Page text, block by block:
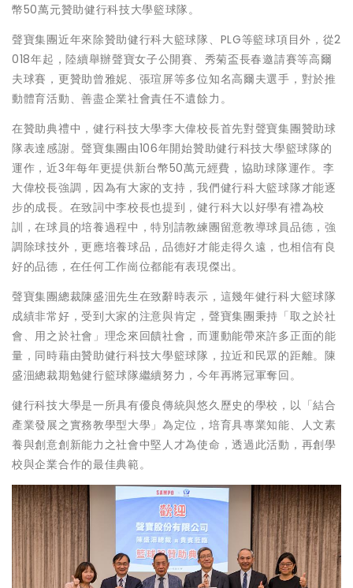
幣50萬元贊助健行科技大學籃球隊。
聲寶集團近年來除贊助健行科大籃球隊、PLG等籃球項目外，從2
018年起，陸續舉辦聲寶女子公開賽、秀菊盃長春邀請賽等高爾
夫球賽，更贊助曾雅妮、張瑄屏等多位知名高爾夫選手，對於推
動體育活動、善盡企業社會責任不遺餘力。
在贊助典禮中，健行科技大學李大偉校長首先對聲寶集團贊助球
隊表達感謝。聲寶集團由106年開始贊助健行科技大學籃球隊的
運作，近3年每年更提供新台幣50萬元經費，協助球隊運作。李
大偉校長強調，因為有大家的支持，我們健行科大籃球隊才能逐
步的成長。在致詞中李校長也提到，健行科大以好學有禮為校
訓，在球員的培養過程中，特別請教練團留意教導球員品德，強
調除球技外，更應培養球品，品德好才能走得久遠，也相信有良
好的品德，在任何工作崗位都能有表現傑出。
聲寶集團總裁陳盛沺先生在致辭時表示，這幾年健行科大籃球隊
成績非常好，受到大家的注意與肯定，聲寶集團秉持「取之於社
會、用之於社會」理念來回饋社會，而運動能帶來許多正面的能
量，同時藉由贊助健行科技大學籃球隊，拉近和民眾的距離。陳
盛沺總裁期勉健行籃球隊繼續努力，今年再將冠軍奪回。
健行科技大學是一所具有優良傳統與悠久歷史的學校，以「結合
產業發展之實務教學型大學」為定位，培育具專業知能、人文素
養與創意創新能力之社會中堅人才為使命，透過此活動，再創學
校與企業合作的最佳典範。